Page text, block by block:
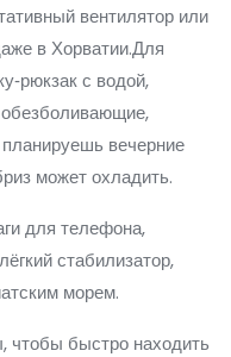
вентилятор или
в Хорватии.Для
с водой,
обезболивающие,
вечерние
может охладить.
для телефона,
стабилизатор,
морем.
чтобы быстро находить